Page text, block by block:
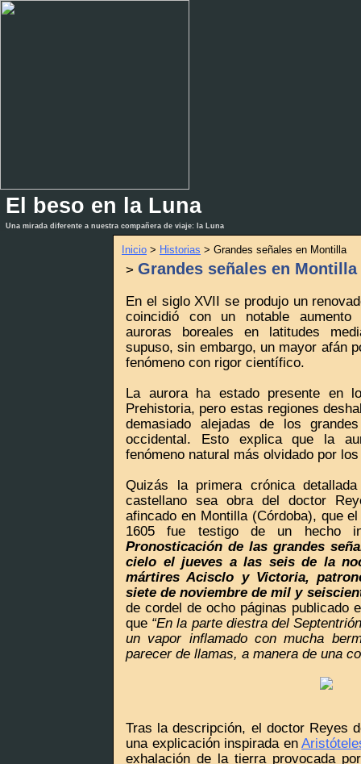
El beso en la Luna
Una mirada diferente a nuestra compañera de viaje: la Luna
Inicio > Historias > Grandes señales en Montilla
> Grandes señales en Montilla
En el siglo XVII se produjo un
coincidió con un notable
auroras boreales en latitudes
supuso, sin embargo, un mayor afán
fenómeno con rigor científico.
La aurora ha estado presente en
Prehistoria, pero estas regiones
demasiado alejadas de los
occidental. Esto explica que la
fenómeno natural más olvidado por
Quizás la primera crónica
castellano sea obra del doctor
afincado en Montilla (Córdoba), que
1605 fue testigo de un hecho
Pronosticación de las grandes
cielo el jueves a las seis de la
mártires Acisclo y Victoria,
siete de noviembre de mil y
de cordel de ocho páginas publicado
que “En la parte diestra del
un vapor inflamado con mucha
parecer de llamas, a manera de una
Tras la descripción, el doctor Reyes
una explicación inspirada en
exhalación de la tierra provocada